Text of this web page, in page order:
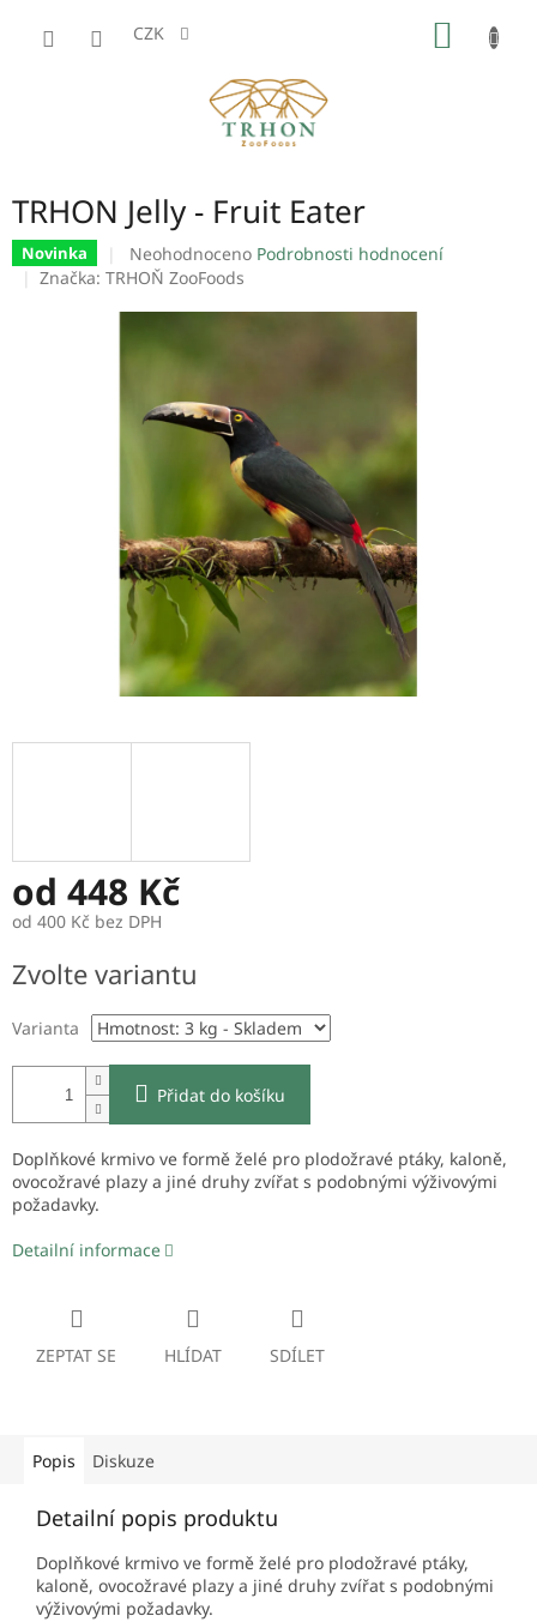
CZK
TRHON Jelly - Fruit Eater
Novinka
Průměrné
hodnocení
0,0
hvězdiček.
Neohodnoceno Podrobnosti hodnocení
Značka: TRHOŇ ZooFoods
od 448 Kč
od 400 Kč bez DPH
cena:
Zvolte variantu
Varianta
Přidat do košíku
Doplňkové krmivo ve formě želé pro plodožravé ptáky, kaloně,
ovocožravé plazy a jiné druhy zvířat s podobnými výživovými
požadavky.
Detailní informace
ZEPTAT SE HLÍDAT SDÍLET
Popis Diskuze
Detailní popis produktu
Doplňkové krmivo ve formě želé pro plodožravé ptáky,
kaloně, ovocožravé plazy a jiné druhy zvířat s podobnými
výživovými požadavky.